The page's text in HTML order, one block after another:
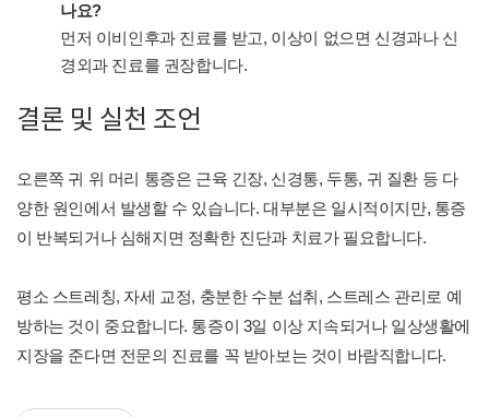
나요?
먼저 이비인후과 진료를 받고, 이상이 없으면 신경과나 신
경외과 진료를 권장합니다.
결론 및 실천 조언
오른쪽 귀 위 머리 통증은 근육 긴장, 신경통, 두통, 귀 질환 등 다
양한 원인에서 발생할 수 있습니다. 대부분은 일시적이지만, 통증
이 반복되거나 심해지면 정확한 진단과 치료가 필요합니다.
평소 스트레칭, 자세 교정, 충분한 수분 섭취, 스트레스 관리로 예
방하는 것이 중요합니다. 통증이 3일 이상 지속되거나 일상생활에
지장을 준다면 전문의 진료를 꼭 받아보는 것이 바람직합니다.